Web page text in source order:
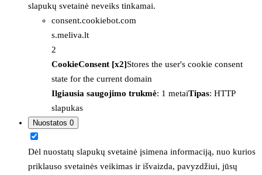
slapukų svetainė neveiks tinkamai.
consent.cookiebot.com
s.meliva.lt
2
CookieConsent [x2]Stores the user's cookie consent
state for the current domain
Ilgiausia saugojimo trukmė: 1 metaiTipas: HTTP
slapukas
Nuostatos 0
Dėl nuostatų slapukų svetainė įsimena informaciją, nuo kurios
priklauso svetainės veikimas ir išvaizda, pavyzdžiui, jūsų